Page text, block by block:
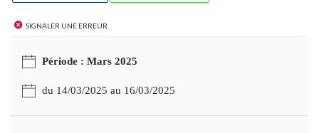
Signaler une erreur
Période : Mars 2025
du 14/03/2025 au 16/03/2025